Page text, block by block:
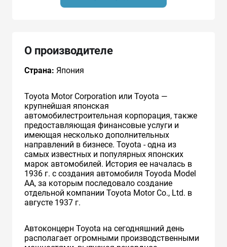
О производителе
Страна: Япония
Toyota Motor Corporation или Toyota —
крупнейшая японская
автомобилестроительная корпорация, также
предоставляющая финансовые услуги и
имеющая несколько дополнительных
направлений в бизнесе. Toyota - одна из
самых известных и популярных японских
марок автомобилей. История ее началась в
1936 г. с создания автомобиля Toyoda Model
AA, за которым последовало создание
отдельной компании Toyota Motor Co., Ltd. в
августе 1937 г.
Автоконцерн Toyota на сегодняшний день
располагает огромными производственными